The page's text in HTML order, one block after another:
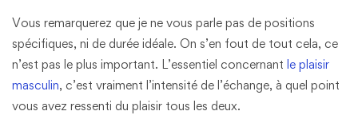
Vous remarquerez que je ne vous parle pas de positions
spécifiques, ni de durée idéale. On s’en fout de tout cela, ce
n’est pas le plus important. L’essentiel concernant le plaisir
masculin, c’est vraiment l’intensité de l’échange, à quel point
vous avez ressenti du plaisir tous les deux.